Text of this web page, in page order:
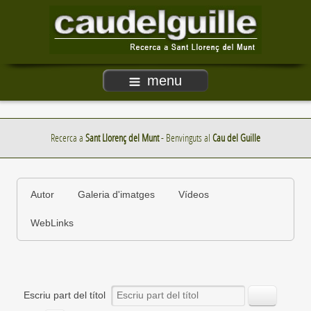
menu
Recerca a Sant Llorenç del Munt- Benvinguts al Cau del Guille
Autor Galeria d'imatges Vídeos
WebLinks
Escriu part del títol